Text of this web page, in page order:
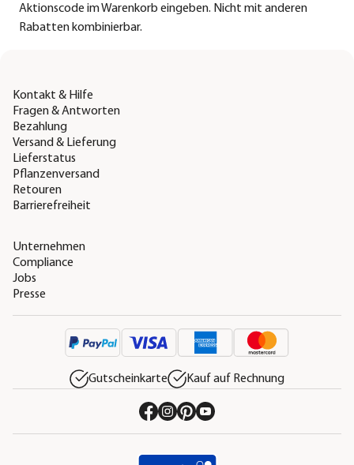
Aktionscode im Warenkorb eingeben. Nicht mit anderen
Rabatten kombinierbar.
Kontakt & Hilfe
Fragen & Antworten
Bezahlung
Versand & Lieferung
Lieferstatus
Pflanzenversand
Retouren
Barrierefreiheit
Unternehmen
Compliance
Jobs
Presse
Gutscheinkarte Kauf auf Rechnung